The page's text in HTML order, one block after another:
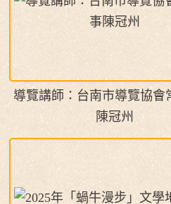
導覽講師：台南市導覽協會
陳冠州